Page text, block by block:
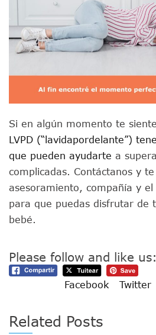
Si en algún momento te
LVPD (“lavidapordelante”)
que pueden ayudarte a
complicadas. Contáctanos y
asesoramiento, compañía y el
para que puedas disfrutar de
bebé.
Please follow and like us:
Facebook Twitter
Related Posts